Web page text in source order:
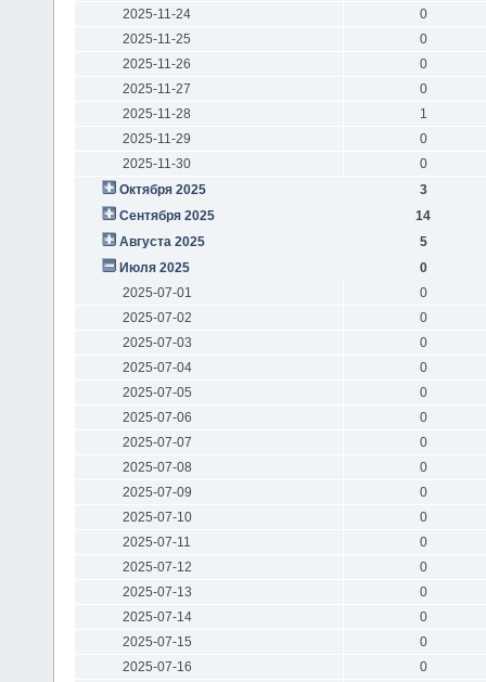
2025-11-24
0
2025-11-25
0
2025-11-26
0
2025-11-27
0
2025-11-28
1
2025-11-29
0
2025-11-30
0
Октября 2025
3
Сентября 2025
14
Августа 2025
5
Июля 2025
0
2025-07-01
0
2025-07-02
0
2025-07-03
0
2025-07-04
0
2025-07-05
0
2025-07-06
0
2025-07-07
0
2025-07-08
0
2025-07-09
0
2025-07-10
0
2025-07-11
0
2025-07-12
0
2025-07-13
0
2025-07-14
0
2025-07-15
0
2025-07-16
0